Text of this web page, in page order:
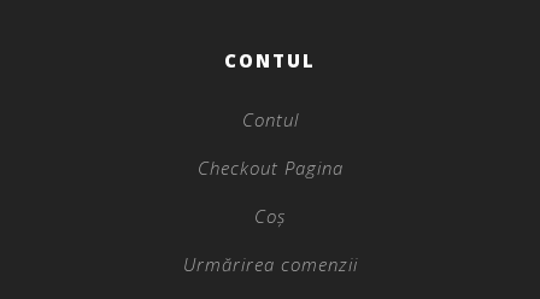
CONTUL
Contul
Checkout Pagina
Coș
Urmărirea comenzii